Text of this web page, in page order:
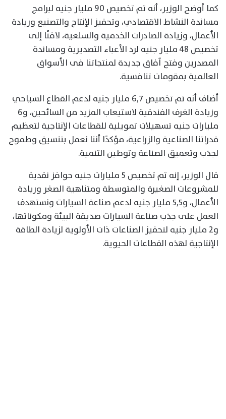
كما أوضح الوزير، أنه تم تخصيص ٩٠ مليار جنيه لبرامج
مساندة النشاط الاقتصادي، وتحفيز الإنتاج والتصنيع وريادة
الأعمال، وزيادة الصادرات الخدمية والسلعية، لافتًا إلى
تخصيص ٤٨ مليار جنيه لرد الأعباء التصديرية ومساندة
المصدرين وفتح آفاق جديدة لمنتجاتنا فى الأسواق
العالمية بمقومات تنافسية.
أضاف أنه تم تخصيص ٦,٧ مليار جنيه لدعم القطاع السياحي
وزيادة الغرف الفندقية لاستيعاب المزيد من السائحين، و٦
مليارات جنيه تسهيلات تمويلية للقطاعات الإنتاجية لتعظيم
قدراتنا الصناعية والزراعية، مؤكدًا أننا نعمل بتنسيق وطموح
لجذب وتعميق الصناعة وتوطين التنمية.
قال الوزير، إنه تم تخصيص ٥ مليارات جنيه حوافز نقدية
للمشروعات الصغيرة والمتوسطة ومتناهية الصغر وريادة
الأعمال، و٥,٥ مليار جنيه لدعم صناعة السيارات ونستهدف
العمل على جذب صناعة السيارات صديقة البيئة ومكوناتها،
و٢ مليار جنيه لتحفيز الصناعات ذات الأولوية لزيادة الطاقة
الإنتاجية لهذه القطاعات الحيوية.